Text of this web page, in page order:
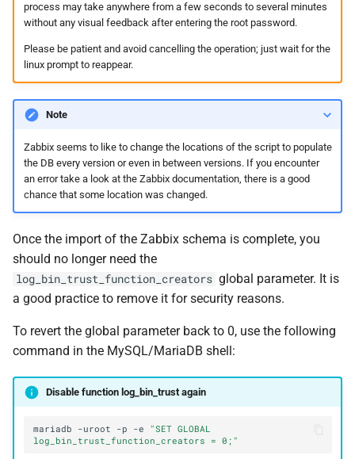
process may take anywhere from a few seconds to several minutes
without any visual feedback after entering the root password.
Please be patient and avoid cancelling the operation; just wait for the
linux prompt to reappear.
Note
Zabbix seems to like to change the locations of the script to populate
the DB every version or even in between versions. If you encounter
an error take a look at the Zabbix documentation, there is a good
chance that some location was changed.
Once the import of the Zabbix schema is complete, you
should no longer need the
log_bin_trust_function_creators global parameter. It is
a good practice to remove it for security reasons.
To revert the global parameter back to 0, use the following
command in the MySQL/MariaDB shell:
Disable function log_bin_trust again
mariadb -uroot -p -e
"SET GLOBAL
log_bin_trust_function_creators = 0;"